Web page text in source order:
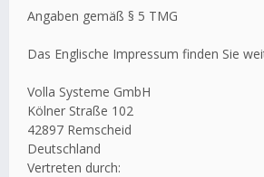
Angaben gemäß § 5 TMG
Das Englische Impressum finden Sie
Volla Systeme GmbH
Kölner Straße 102
42897 Remscheid
Deutschland
Vertreten durch: